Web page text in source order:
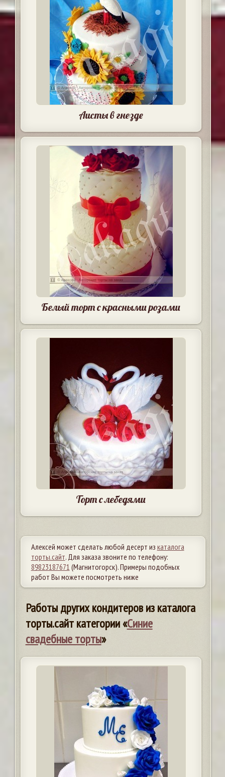
Аисты в гнезде
Белый торт с красными розами
Торт с лебедями
Алексей может сделать любой десерт из каталога
торты.сайт. Для заказа звоните по телефону:
89823187671 (Магнитогорск). Примеры подобных
работ Вы можете посмотреть ниже
Работы других кондитеров из каталога
торты.сайт категории «Синие
свадебные торты»